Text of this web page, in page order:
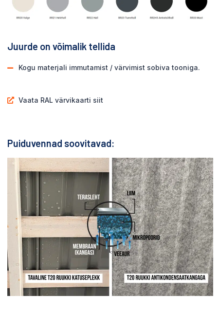
Juurde on võimalik tellida
Kogu materjali immutamist / värvimist sobiva tooniga.
Vaata RAL värvikaarti siit
Puiduvennad soovitavad: